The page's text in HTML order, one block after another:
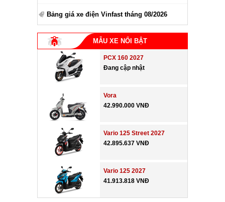
Bảng giá xe điện Vinfast tháng 08/2026
MẪU XE NỔI BẬT
PCX 160 2027
Đang cập nhật
Vora
42.990.000 VNĐ
Vario 125 Street 2027
42.895.637 VNĐ
Vario 125 2027
41.913.818 VNĐ